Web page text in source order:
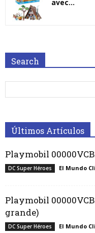
avec...
Search
Últimos Artículos
Playmobil
DC Super Héroes El Mundo
Playmobil
grande)
DC Super Héroes El Mundo